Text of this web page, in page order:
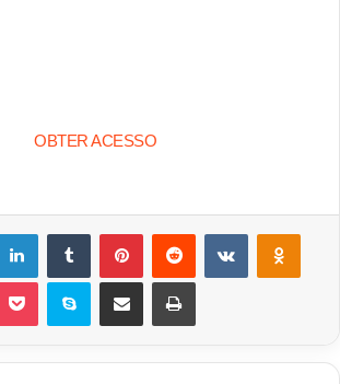
OBTER ACESSO
LinkedinTumblr PinterestReddit VK OK
Pocket Skype Compartilhar via e-mail Imprimir